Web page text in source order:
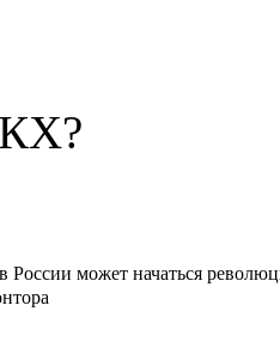
России может начаться